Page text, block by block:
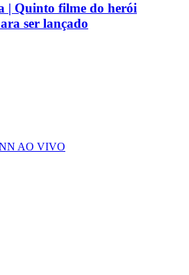
| Quinto filme do herói
ser lançado
AO VIVO